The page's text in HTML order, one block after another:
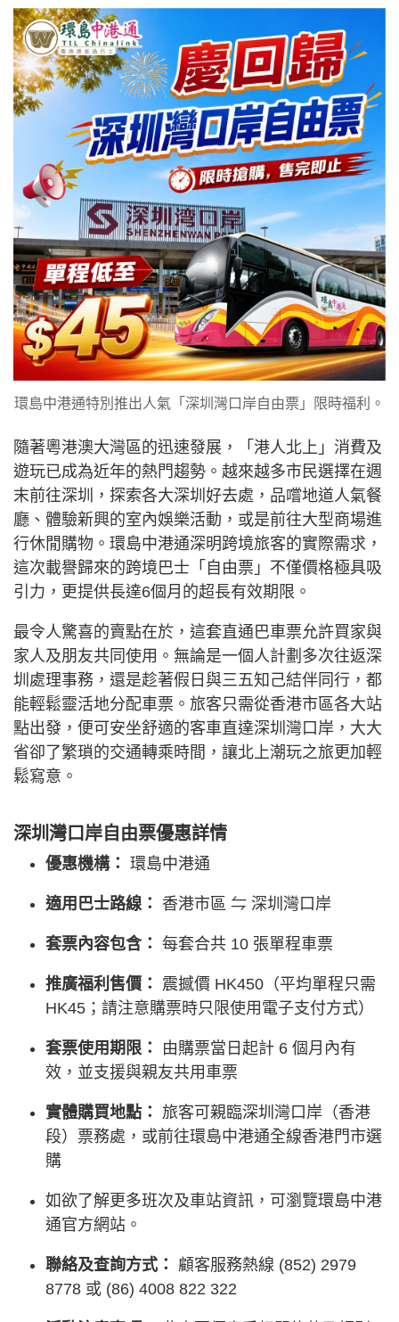
環島中港通特別推出人氣「深圳灣口岸自由票」限時福利。
隨著粵港澳大灣區的迅速發展，「港人北上」消費及
遊玩已成為近年的熱門趨勢。越來越多市民選擇在週
末前往深圳，探索各大深圳好去處，品嚐地道人氣餐
廳、體驗新興的室內娛樂活動，或是前往大型商場進
行休閒購物。環島中港通深明跨境旅客的實際需求，
這次載譽歸來的跨境巴士「自由票」不僅價格極具吸
引力，更提供長達6個月的超長有效期限。
最令人驚喜的賣點在於，這套直通巴車票允許買家與
家人及朋友共同使用。無論是一個人計劃多次往返深
圳處理事務，還是趁著假日與三五知己結伴同行，都
能輕鬆靈活地分配車票。旅客只需從香港市區各大站
點出發，便可安坐舒適的客車直達深圳灣口岸，大大
省卻了繁瑣的交通轉乘時間，讓北上潮玩之旅更加輕
鬆寫意。
深圳灣口岸自由票優惠詳情
優惠機構： 環島中港通
適用巴士路線： 香港市區 ⇋ 深圳灣口岸
套票內容包含： 每套合共 10 張單程車票
推廣福利售價：
震撼價 HK450（平均單程只需
HK45；請注意購票時只限使用電子支付方式）
套票使用期限：
由購票當日起計 6 個月內有
效，並支援與親友共用車票
實體購買地點：
旅客可親臨深圳灣口岸（香港
段）票務處，或前往環島中港通全線香港門市選
購
如欲了解更多班次及車站資訊，可瀏覽環島中港
通官方網站。
聯絡及查詢方式：
顧客服務熱線 (852) 2979
8778 或 (86) 4008 822 322